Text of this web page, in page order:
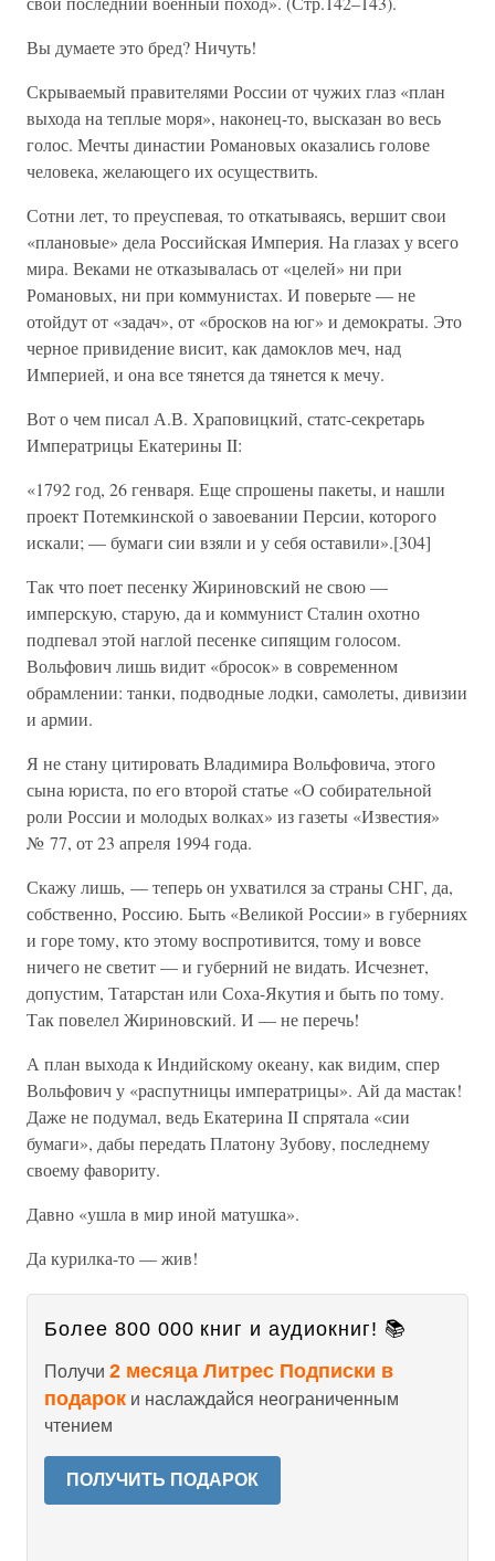
Вы думаете это бред? Ничуть!
Скрываемый правителями России от чужих глаз «план
выхода на теплые моря», наконец-то, высказан во весь
голос. Мечты династии Романовых оказались голове
человека, желающего их осуществить.
Сотни лет, то преуспевая, то откатываясь, вершит свои
«плановые» дела Российская Империя. На глазах у всего
мира. Веками не отказывалась от «целей» ни при
Романовых, ни при коммунистах. И поверьте — не
отойдут от «задач», от «бросков на юг» и демократы. Это
черное привидение висит, как дамоклов меч, над
Империей, и она все тянется да тянется к мечу.
Вот о чем писал А.В. Храповицкий, статс-секретарь
Императрицы Екатерины II:
«1792 год, 26 генваря. Еще спрошены пакеты, и нашли
проект Потемкинской о завоевании Персии, которого
искали; — бумаги сии взяли и у себя оставили».[304]
Так что поет песенку Жириновский не свою —
имперскую, старую, да и коммунист Сталин охотно
подпевал этой наглой песенке сипящим голосом.
Вольфович лишь видит «бросок» в современном
обрамлении: танки, подводные лодки, самолеты, дивизии
и армии.
Я не стану цитировать Владимира Вольфовича, этого
сына юриста, по его второй статье «О собирательной
роли России и молодых волках» из газеты «Известия»
№ 77, от 23 апреля 1994 года.
Скажу лишь, — теперь он ухватился за страны СНГ, да,
собственно, Россию. Быть «Великой России» в губерниях
и горе тому, кто этому воспротивится, тому и вовсе
ничего не светит — и губерний не видать. Исчезнет,
допустим, Татарстан или Соха-Якутия и быть по тому.
Так повелел Жириновский. И — не перечь!
А план выхода к Индийскому океану, как видим, спер
Вольфович у «распутницы императрицы». Ай да мастак!
Даже не подумал, ведь Екатерина II спрятала «сии
бумаги», дабы передать Платону Зубову, последнему
своему фавориту.
Давно «ушла в мир иной матушка».
Да курилка-то — жив!
Более 800 000 книг и аудиокниг! 📚
Получи 2 месяца Литрес Подписки в
подарок и наслаждайся неограниченным
чтением
ПОЛУЧИТЬ ПОДАРОК